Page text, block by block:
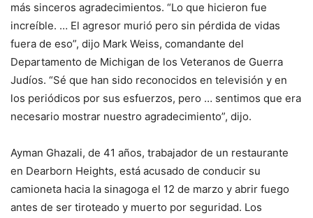
más sinceros agradecimientos. “Lo que hicieron fue
increíble. … El agresor murió pero sin pérdida de vidas
fuera de eso”, dijo Mark Weiss, comandante del
Departamento de Michigan de los Veteranos de Guerra
Judíos. “Sé que han sido reconocidos en televisión y en
los periódicos por sus esfuerzos, pero … sentimos que era
necesario mostrar nuestro agradecimiento”, dijo.
Ayman Ghazali, de 41 años, trabajador de un restaurante
en Dearborn Heights, está acusado de conducir su
camioneta hacia la sinagoga el 12 de marzo y abrir fuego
antes de ser tiroteado y muerto por seguridad. Los